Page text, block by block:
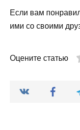
Если вам
ими со своими
Оцените статью